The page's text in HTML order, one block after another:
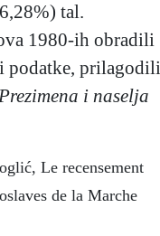
tal.
1980-ih obradili
podatke, prilagodili
Prezimena i naselja
Le recensement
de la Marche